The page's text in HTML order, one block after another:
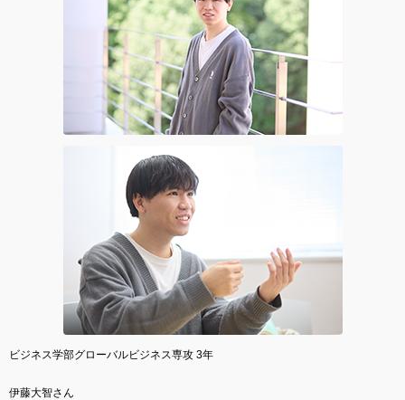
ビジネス学部グローバルビジネス専攻 3年
伊藤大智さん